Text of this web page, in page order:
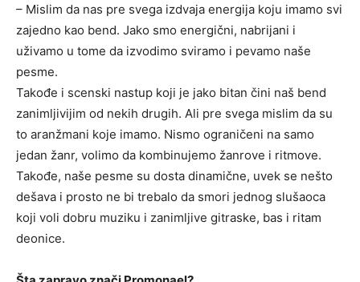
– Mislim da nas pre svega izdvaja energija koju imamo svi
zajedno kao bend. Jako smo energični, nabrijani i
uživamo u tome da izvodimo sviramo i pevamo naše
pesme.
Takođe i scenski nastup koji je jako bitan čini naš bend
zanimljivijim od nekih drugih. Ali pre svega mislim da su
to aranžmani koje imamo. Nismo ograničeni na samo
jedan žanr, volimo da kombinujemo žanrove i ritmove.
Takođe, naše pesme su dosta dinamične, uvek se nešto
dešava i prosto ne bi trebalo da smori jednog slušaoca
koji voli dobru muziku i zanimljive gitraske, bas i ritam
deonice.